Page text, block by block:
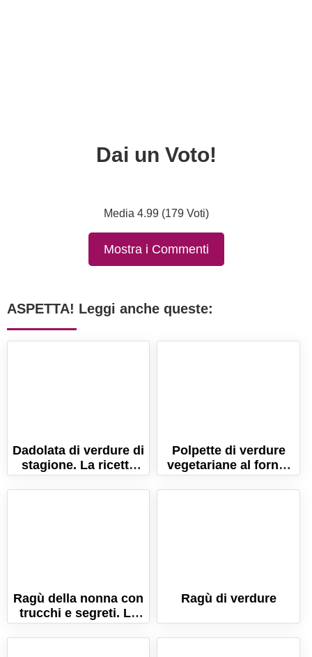
Dai un Voto!
Media 4.99 (179 Voti)
Mostra i Commenti
ASPETTA! Leggi anche queste:
Dadolata di verdure di
stagione. La ricetta
per un piatto di
benessere!
Polpette di verdure
vegetariane al forno.
Ricetta semplice (in 5
minuti)
Ragù della nonna con
trucchi e segreti. La
ricetta perfetta!
Ragù di verdure